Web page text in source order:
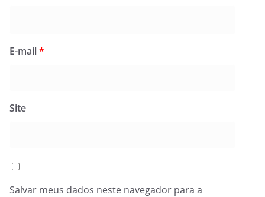
E-mail*
Site
Salvar meus dados neste navegador para a